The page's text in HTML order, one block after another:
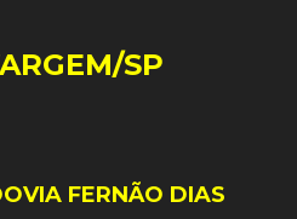
SP
FERNÃO DIAS